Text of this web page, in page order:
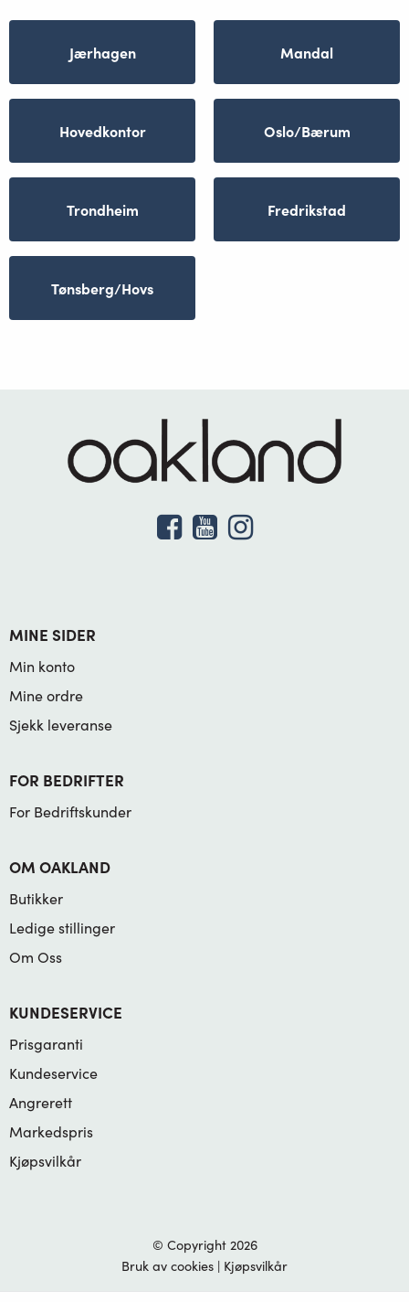
Jærhagen Mandal
Hovedkontor Oslo/Bærum
Trondheim Fredrikstad
Tønsberg/Hovs
MINE SIDER
Min konto
Mine ordre
Sjekk leveranse
FOR BEDRIFTER
For Bedriftskunder
OM OAKLAND
Butikker
Ledige stillinger
Om Oss
KUNDESERVICE
Prisgaranti
Kundeservice
Angrerett
Markedspris
Kjøpsvilkår
© Copyright 2026
Bruk av cookies | Kjøpsvilkår